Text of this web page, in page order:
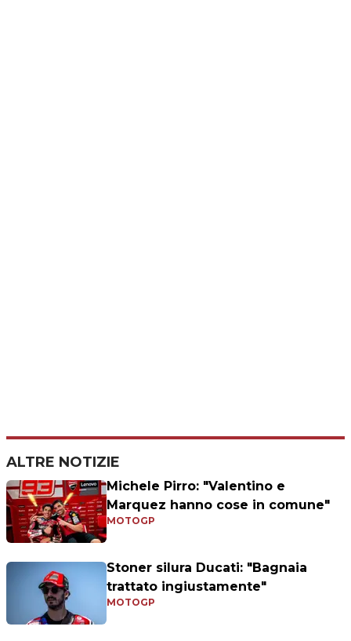
ALTRE NOTIZIE
Michele Pirro: "Valentino e
Marquez hanno cose in comune"
MOTOGP
Stoner silura Ducati: "Bagnaia
trattato ingiustamente"
MOTOGP